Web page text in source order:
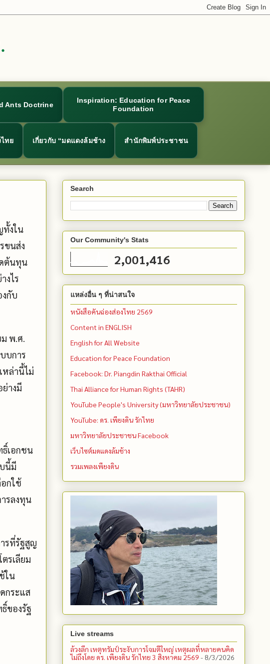
Ants Doctrine
Inspiration: Education for Peace
Foundation
ทย เกี่ยวกับ “มดแดงล้มช้าง สำนักพิมพ์ประชาชน
ทั้งใน
ขนส่ง
ต้นทุน
งไร
กับ
พ.ศ.
บการ
หล่านี้ไม่
างมี
ธิ์เอกชน
นี้มี
กใช้
รลงทุน
รที่รัฐสูญ
รเลียม
ใน
กระแส
ของรัฐ
Search
Our Community's Stats
2,001,416
แหล่งอื่น ๆ ที่น่าสนใจ
หนังสือคันฉ่องส่องไทย 2569
Content in ENGLISH
English for All Website
Education for Peace Foundation
Facebook: Dr. Piangdin Rakthai Official
Thai Alliance for Human Rights (TAHR)
YouTube People's University (มหาวิทยาลัยประชาชน)
YouTube: ดร. เพียงดิน รักไทย
มหาวิทยาลัยประชาชน Facebook
เว็บไซต์มดแดงล้มช้าง
รวมเพลงเพียงดิน
Live streams
ล้วงลึก เหตุทรัมป์ระงับการโจมตีใหญ่ เหตุผลที่หลายคนคิด
ไม่ถึงโดย ดร. เพียงดิน รักไทย 3 สิงหาคม 2569 - 8/3/2026